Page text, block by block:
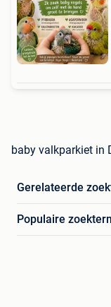
baby valkparkiet in
Gerelateerde
Populaire